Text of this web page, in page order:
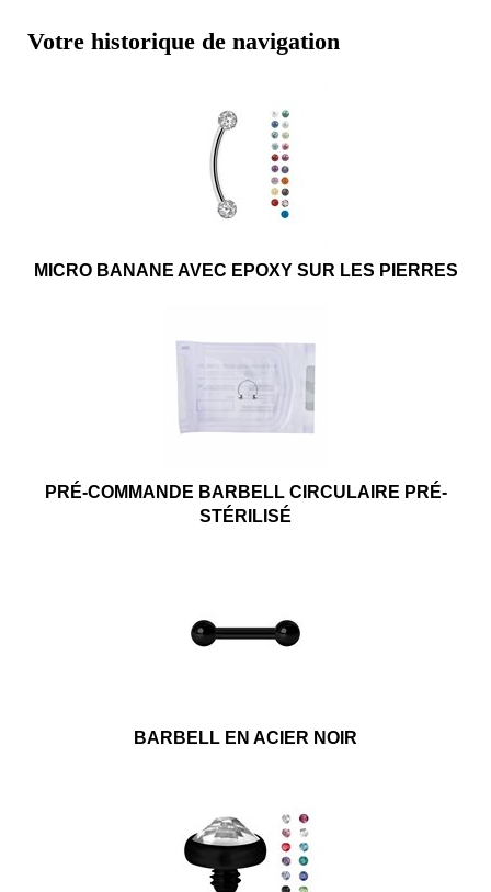
Votre historique de navigation
MICRO BANANE AVEC EPOXY SUR LES PIERRES
PRÉ-COMMANDE BARBELL CIRCULAIRE PRÉ-
STÉRILISÉ
BARBELL EN ACIER NOIR